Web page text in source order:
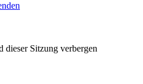
dieser Sitzung verbergen